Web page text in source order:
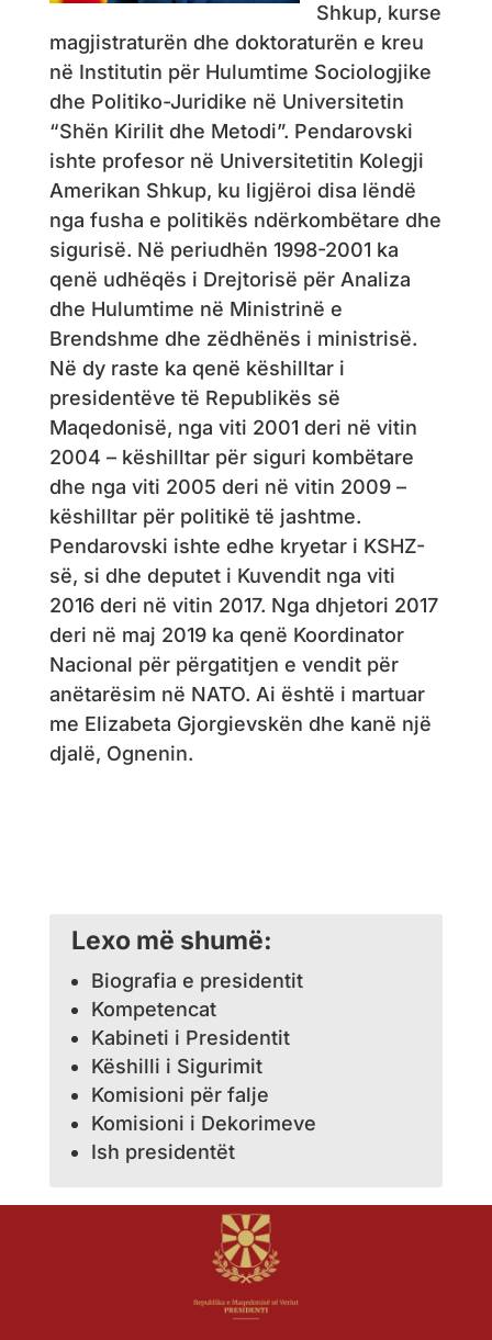
Shkup, kurse
magjistraturën dhe doktoraturën e kreu
në Institutin për Hulumtime Sociologjike
dhe Politiko-Juridike në Universitetin
“Shën Kirilit dhe Metodi”. Pendarovski
ishte profesor në Universitetitin Kolegji
Amerikan Shkup, ku ligjëroi disa lëndë
nga fusha e politikës ndërkombëtare dhe
sigurisë. Në periudhën 1998-2001 ka
qenë udhëqës i Drejtorisë për Analiza
dhe Hulumtime në Ministrinë e
Brendshme dhe zëdhënës i ministrisë.
Në dy raste ka qenë këshilltar i
presidentëve të Republikës së
Maqedonisë, nga viti 2001 deri në vitin
2004 – këshilltar për siguri kombëtare
dhe nga viti 2005 deri në vitin 2009 –
këshilltar për politikë të jashtme.
Pendarovski ishte edhe kryetar i KSHZ-
së, si dhe deputet i Kuvendit nga viti
2016 deri në vitin 2017. Nga dhjetori 2017
deri në maj 2019 ka qenë Koordinator
Nacional për përgatitjen e vendit për
anëtarësim në NATO. Ai është i martuar
me Elizabeta Gjorgievskën dhe kanë një
djalë, Ognenin.
Lexo më shumë:
Biografia e presidentit
Kompetencat
Kabineti i Presidentit
Këshilli i Sigurimit
Komisioni për falje
Komisioni i Dekorimeve
Ish presidentët